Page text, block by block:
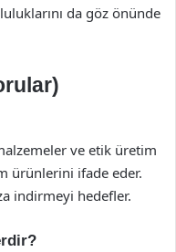
da göz önünde
ve etik üretim
ürünlerini ifade eder.
indirmeyi hedefler.